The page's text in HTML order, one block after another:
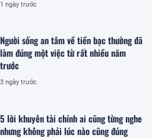
1 ngày trước
Người sống an tâm về tiền bạc thường đã
làm đúng một việc từ rất nhiều năm
trước
3 ngày trước
5 lời khuyên tài chính ai cũng từng nghe
nhưng không phải lúc nào cũng đúng